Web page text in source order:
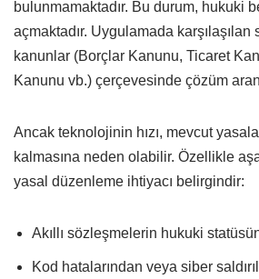
bulunmamaktadır. Bu durum, hukuki
açmaktadır. Uygulamada
kanunlar (Borçlar Kanunu, Ticaret
Kanunu vb.) çerçevesinde çözüm
Ancak teknolojinin hızı, mevcut
kalmasına neden olabilir. Özellikle
yasal düzenleme ihtiyacı belirgindir:
Akıllı sözleşmelerin hukuki
Kod hatalarından veya siber